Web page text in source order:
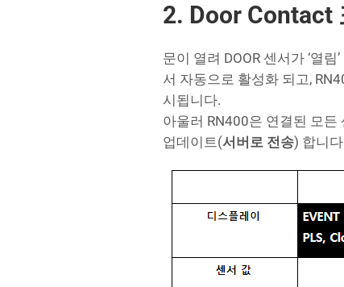
2. Door Contact
문이 열려 DOOR 센서가 ‘열
서 자동으로 활성화 되고,
시됩니다.
아울러 RN400은 연결된 모
업데이트(서버로 전송) 합니